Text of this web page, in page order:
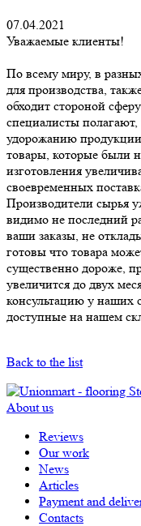
07.04.2021
Уважаемые клиенты!
По всему миру, в
для производства,
обходит стороной
специалисты
удорожанию
товары, которые были
изготовления
своевременных
Производители сырья
видимо не последний
ваши заказы, не
готовы что товара
существенно дороже,
увеличится до двух
консультацию у наших
доступные на нашем
Back to the list
About us
Reviews
Our work
News
Articles
Payment and
Contacts